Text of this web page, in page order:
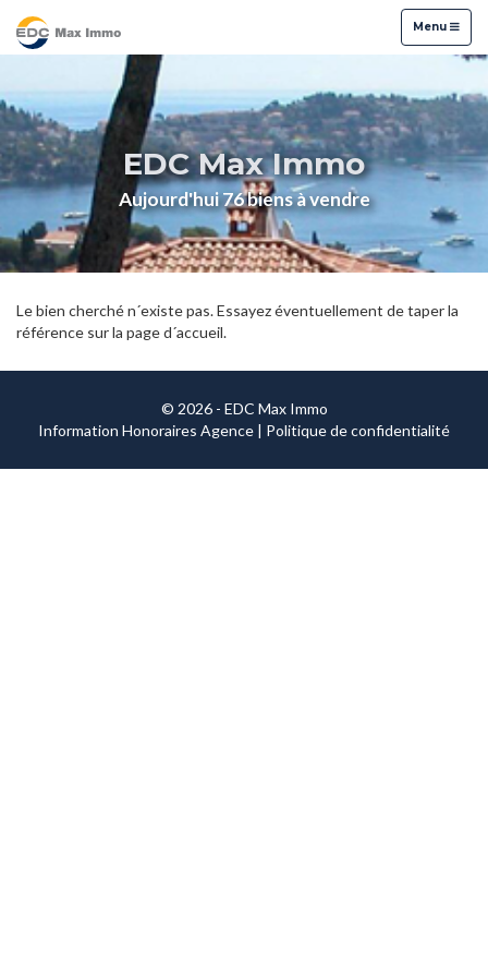
Menu
Menu
EDC Max Immo
Aujourd'hui 76 biens à vendre
Le bien cherché n´existe pas. Essayez éventuellement de taper la
référence sur la page d´accueil.
© 2026 - EDC Max Immo
Information Honoraires Agence | Politique de confidentialité